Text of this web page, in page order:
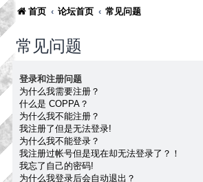
首页 论坛首页 常见问题
常见问题
登录和注册问题
为什么我需要注册？
什么是 COPPA？
为什么我不能注册？
我注册了但是无法登录!
为什么我不能登录？
我注册过帐号但是现在却无法登录了？！
我忘了自己的密码!
为什么我登录后会自动退出？